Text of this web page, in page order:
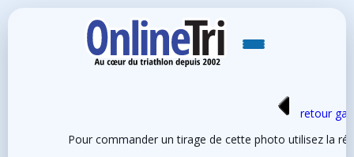
retour
Pour commander un tirage de cette photo utilisez la